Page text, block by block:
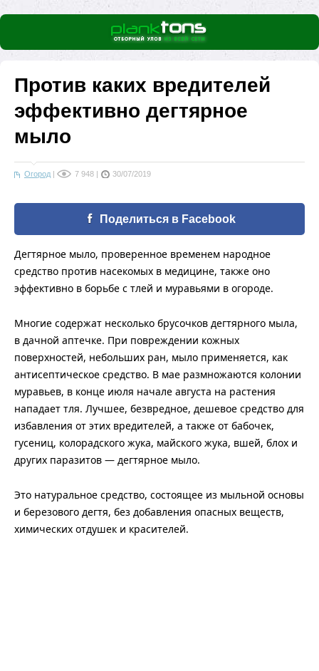
Против каких вредителей
эффективно дегтярное
мыло
Огород | 7 948 | 30/07/2019
Поделиться в Facebook
Дегтярное мыло, проверенное временем народное
средство против насекомых в медицине, также оно
эффективно в борьбе с тлей и муравьями в огороде.
Многие содержат несколько брусочков дегтярного мыла,
в дачной аптечке. При повреждении кожных
поверхностей, небольших ран, мыло применяется, как
антисептическое средство. В мае размножаются колонии
муравьев, в конце июля начале августа на растения
нападает тля. Лучшее, безвредное, дешевое средство для
избавления от этих вредителей, а также от бабочек,
гусениц, колорадского жука, майского жука, вшей, блох и
других паразитов — дегтярное мыло.
Это натуральное средство, состоящее из мыльной основы
и березового дегтя, без добавления опасных веществ,
химических отдушек и красителей.